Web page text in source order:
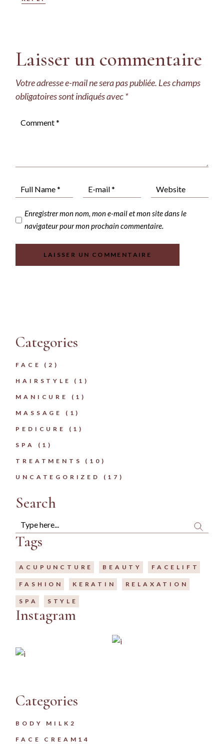
Laisser un commentaire
Votre adresse e-mail ne sera pas publiée. Les champs
obligatoires sont indiqués avec*
Enregistrer mon nom, mon e-mail et mon site dans le
navigateur pour mon prochain commentaire.
LAISSER UN COMMENTAIRE
Categories
FACE (2)
HAIRSTYLE (1)
MANICURE (1)
MASSAGE (1)
PEDICURE (1)
SPA (1)
TREATMENTS (10)
UNCATEGORIZED (17)
Search
Search
Tags
ACUPUNCTURE BEAUTY FACELIFT
FASHION KERATIN RELAXATION
SPA STYLE
Instagram
Categories
BODY MILK 2
FACE CREAM 14